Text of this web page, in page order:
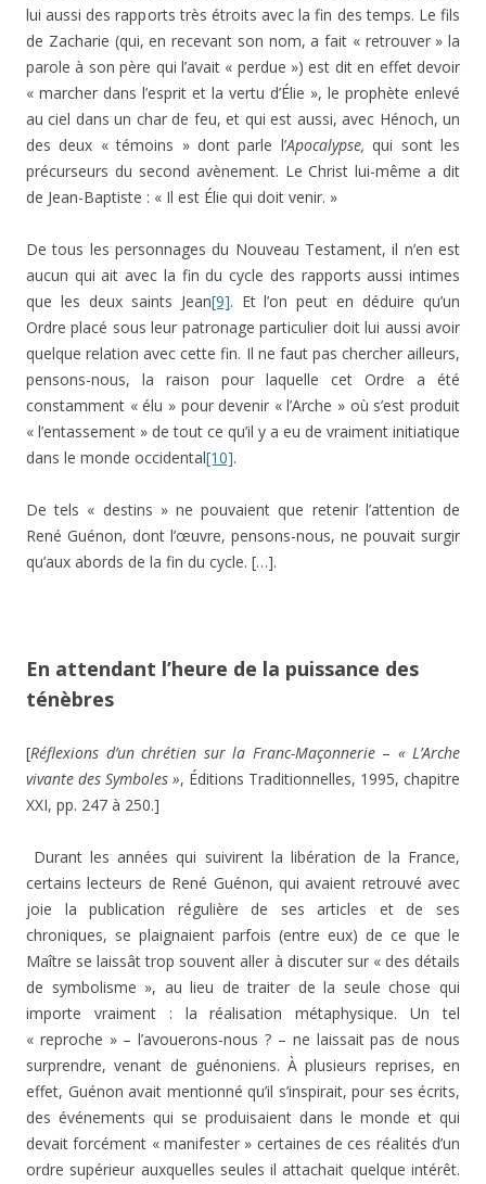
lui aussi des rapports très étroits avec la fin des temps. Le fils
de Zacharie (qui, en recevant son nom, a fait « retrouver » la
parole à son père qui l’avait « perdue ») est dit en effet devoir
« marcher dans l’esprit et la vertu d’Élie », le prophète enlevé
au ciel dans un char de feu, et qui est aussi, avec Hénoch, un
des deux « témoins » dont parle l’Apocalypse,qui sont les
précurseurs du second avènement. Le Christ lui-même a dit
de Jean-Baptiste : « Il est Élie qui doit venir. »
De tous les personnages du Nouveau Testament, il n’en est
aucun qui ait avec la fin du cycle des rapports aussi intimes
que les deux saints Jean[9]. Et l’on peut en déduire qu’un
Ordre placé sous leur patronage particulier doit lui aussi avoir
quelque relation avec cette fin. Il ne faut pas chercher ailleurs,
pensons-nous, la raison pour laquelle cet Ordre a été
constamment « élu » pour devenir « l’Arche » où s’est produit
« l’entassement » de tout ce qu’il y a eu de vraiment initiatique
dans le monde occidental[10].
De tels « destins » ne pouvaient que retenir l’attention de
René Guénon, dont l’œuvre, pensons-nous, ne pouvait surgir
qu’aux abords de la fin du cycle. […].
En attendant l’heure de la puissance des
ténèbres
[Réflexions d’un chrétien sur la Franc-Maçonnerie – « L’Arche
vivante des Symboles », Éditions Traditionnelles, 1995, chapitre
XXI, pp. 247 à 250.]
Durant les années qui suivirent la libération de la France,
certains lecteurs de René Guénon, qui avaient retrouvé avec
joie la publication régulière de ses articles et de ses
chroniques, se plaignaient parfois (entre eux) de ce que le
Maître se laissât trop souvent aller à discuter sur « des détails
de symbolisme », au lieu de traiter de la seule chose qui
importe vraiment : la réalisation métaphysique. Un tel
« reproche » – l’avouerons-nous ? – ne laissait pas de nous
surprendre, venant de guénoniens. À plusieurs reprises, en
effet, Guénon avait mentionné qu’il s’inspirait, pour ses écrits,
des événements qui se produisaient dans le monde et qui
devait forcément « manifester » certaines de ces réalités d’un
ordre supérieur auxquelles seules il attachait quelque intérêt.